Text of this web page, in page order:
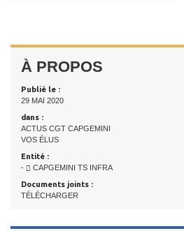
À PROPOS
Publié le :
29 MAI 2020
dans :
ACTUS CGT CAPGEMINI
VOS ÉLUS
Entité :
-
CAPGEMINI TS INFRA
Documents joints :
TÉLÉCHARGER